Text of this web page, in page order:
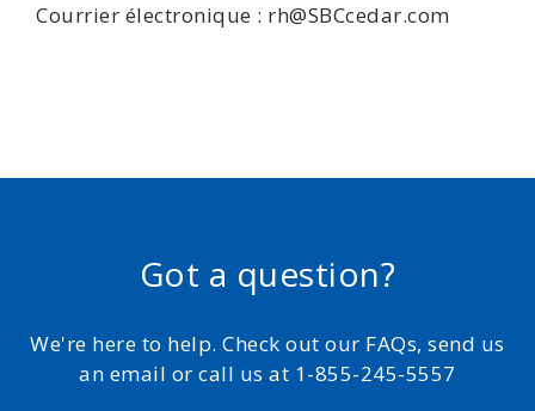
Courrier électronique : rh@SBCcedar.com
Got a question?
We're here to help. Check out our FAQs, send us
an email or call us at 1-855-245-5557